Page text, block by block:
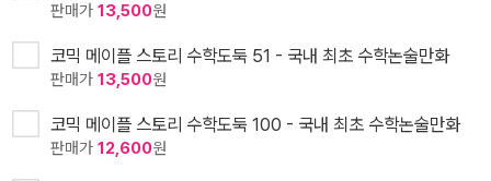
판매가 13,500원
코믹 메이플 스토리 수학도둑 51 - 국내 최초 수학논술만화
판매가 13,500원
코믹 메이플 스토리 수학도둑 100 - 국내 최초 수학논술만화
판매가 12,600원